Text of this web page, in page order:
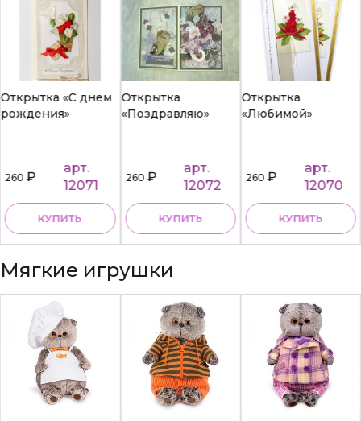
Открытка «С днем
рождения»
260₽
арт.
12071
КУПИТЬ
Открытка
«Поздравляю»
260₽
арт.
12072
КУПИТЬ
Открытка
«Любимой»
260₽
арт.
12070
КУПИТЬ
Мягкие игрушки